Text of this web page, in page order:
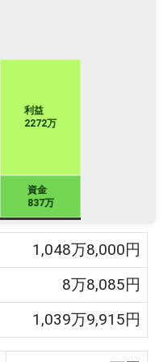
利益
2272万
資金
837万
1,048万8,000円
8万8,085円
1,039万9,915円